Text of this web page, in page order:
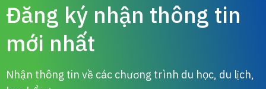
Đăng ký nhận thông tin
mới nhất
Nhận thông tin về các chương trình du học, du lịch,